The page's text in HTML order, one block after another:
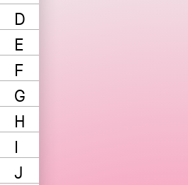
D
E
F
G
H
I
J